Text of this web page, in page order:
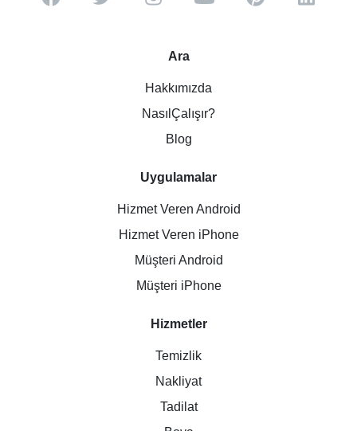
Ara
Hakkımızda
NasılÇalışır?
Blog
Uygulamalar
Hizmet Veren Android
Hizmet Veren iPhone
Müşteri Android
Müşteri iPhone
Hizmetler
Temizlik
Nakliyat
Tadilat